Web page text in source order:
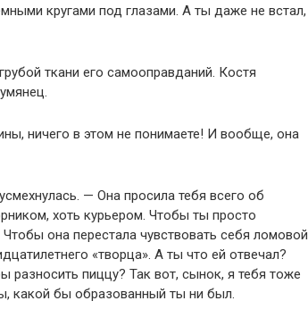
кругами под глазами. А ты даже не встал,
ткани его самооправданий. Костя
ничего в этом не понимаете! И вообще, она
— Она просила тебя всего об
хоть курьером. Чтобы ты просто
она перестала чувствовать себя ломовой
«творца». А ты что ей отвечал?
разносить пиццу? Так вот, сынок, я тебя тоже
какой бы образованный ты ни был.